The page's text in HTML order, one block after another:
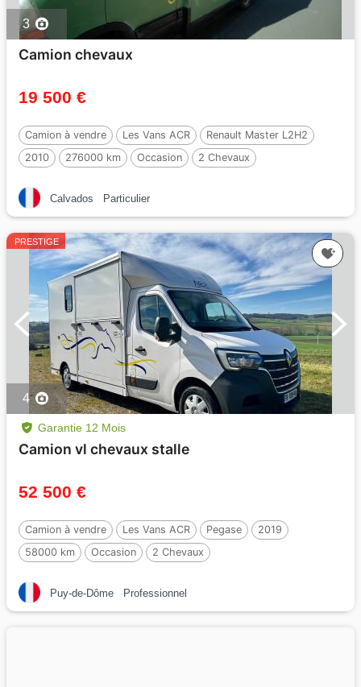
3
Camion chevaux
19 500 €
Camion à vendre Les Vans ACR
Renault Master L2H2
2010
276000 km Occasion 2 Chevaux
Calvados Particulier
PRESTIGE
4
Garantie 12 Mois
Camion vl chevaux stalle
52 500 €
Camion à vendre Les Vans ACR Pegase
2019
58000 km
Occasion 2 Chevaux
Puy-de-Dôme Professionnel